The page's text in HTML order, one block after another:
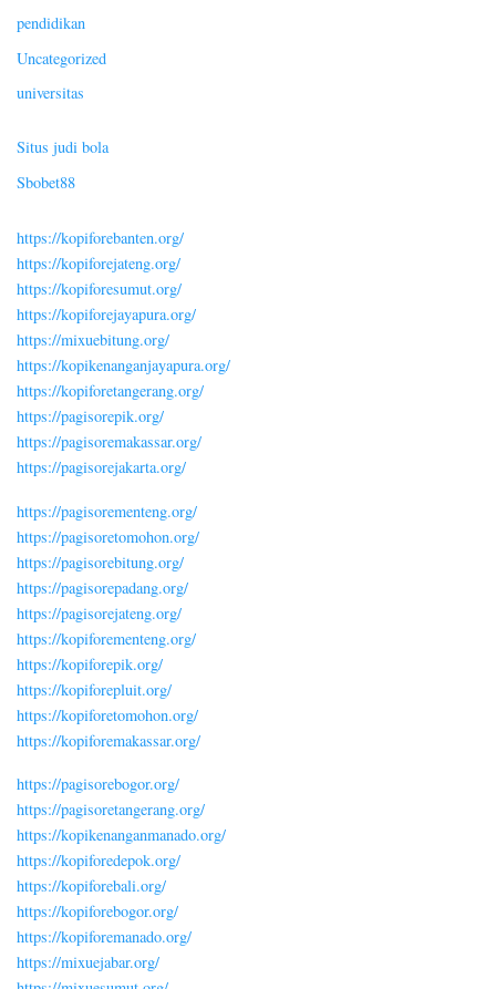
pendidikan
Uncategorized
universitas
Situs judi bola
Sbobet88
https://kopiforebanten.org/
https://kopiforejateng.org/
https://kopiforesumut.org/
https://kopiforejayapura.org/
https://mixuebitung.org/
https://kopikenanganjayapura.org/
https://kopiforetangerang.org/
https://pagisorepik.org/
https://pagisoremakassar.org/
https://pagisorejakarta.org/
https://pagisorementeng.org/
https://pagisoretomohon.org/
https://pagisorebitung.org/
https://pagisorepadang.org/
https://pagisorejateng.org/
https://kopiforementeng.org/
https://kopiforepik.org/
https://kopiforepluit.org/
https://kopiforetomohon.org/
https://kopiforemakassar.org/
https://pagisorebogor.org/
https://pagisoretangerang.org/
https://kopikenanganmanado.org/
https://kopiforedepok.org/
https://kopiforebali.org/
https://kopiforebogor.org/
https://kopiforemanado.org/
https://mixuejabar.org/